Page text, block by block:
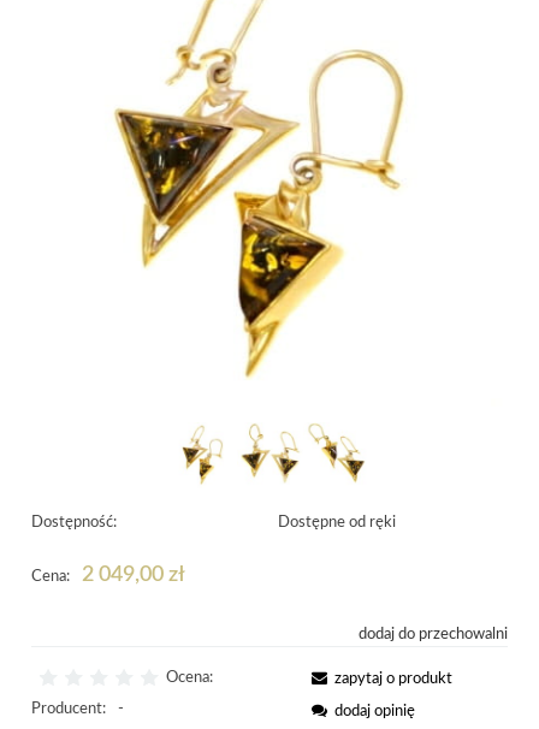
Dostępność: Dostępne od ręki
Cena: 2 049,00 zł
dodaj do przechowalni
Ocena:
Producent:
-
zapytaj o produkt
dodaj opinię